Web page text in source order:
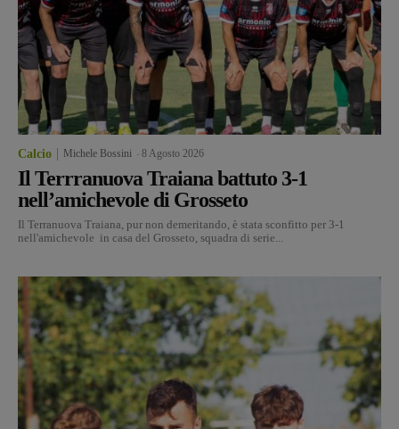
Calcio Michele Bossini 8 Agosto 2026
Il Terrranuova Traiana battuto 3-1
nell’amichevole di Grosseto
Il Terranuova Traiana, pur non demeritando, è stata sconfitto per 3-1
nell'amichevole in casa del Grosseto, squadra di serie...